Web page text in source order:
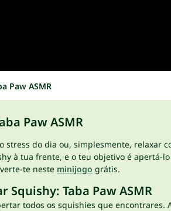
Paw ASMR
Paw ASMR
stress do dia ou, simplesmente, relaxar
à tua frente, e o teu objetivo é apertá-
te neste minijogo grátis.
Squishy: Taba Paw ASMR
todos os squishies que encontrares.